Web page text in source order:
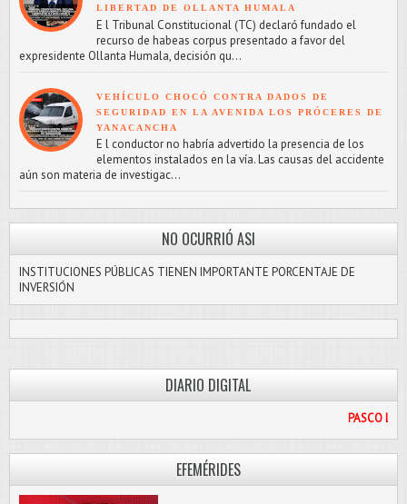
LIBERTAD DE OLLANTA HUMALA
E l Tribunal Constitucional (TC) declaró fundado el
recurso de habeas corpus presentado a favor del
expresidente Ollanta Humala, decisión qu...
VEHÍCULO CHOCÓ CONTRA DADOS DE
SEGURIDAD EN LA AVENIDA LOS PRÓCERES DE
YANACANCHA
E l conductor no habría advertido la presencia de los
elementos instalados en la vía. Las causas del accidente
aún son materia de investigac...
NO OCURRIÓ ASI
INSTITUCIONES PÚBLICAS TIENEN IMPORTANTE PORCENTAJE DE
INVERSIÓN
DIARIO DIGITAL
EFEMÉRIDES